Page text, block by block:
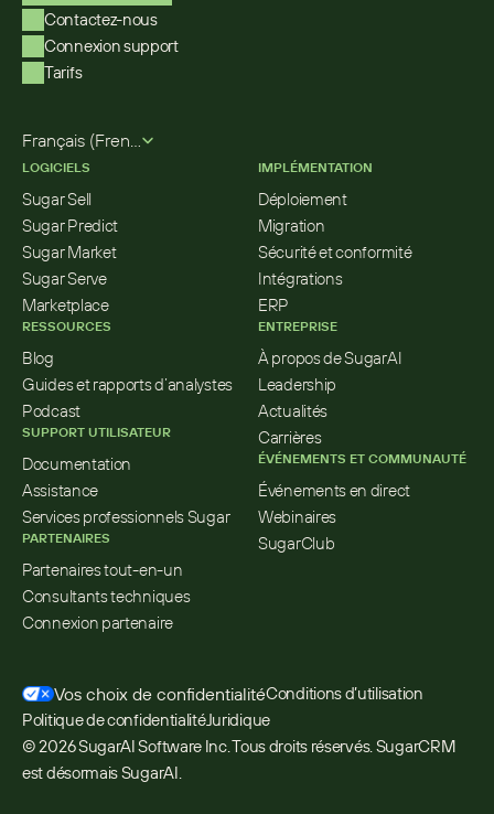
Contactez-nous
Connexion support
Tarifs
Français (French)
LOGICIELS
Sugar Sell
Sugar Predict
Sugar Market
Sugar Serve
Marketplace
RESSOURCES
Blog
Guides et rapports d’analystes
Podcast
SUPPORT UTILISATEUR
Documentation
Assistance
Services professionnels Sugar
PARTENAIRES
Partenaires tout-en-un
Consultants techniques
Connexion partenaire
IMPLÉMENTATION
Déploiement
Migration
Sécurité et conformité
Intégrations
ERP
ENTREPRISE
À propos de SugarAI
Leadership
Actualités
Carrières
ÉVÉNEMENTS ET COMMUNAUTÉ
Événements en direct
Webinaires
SugarClub
Vos choix de confidentialitéConditions d’utilisation
Politique de confidentialitéJuridique
© 2026 SugarAI Software Inc. Tous droits réservés. SugarCRM
est désormais SugarAI.